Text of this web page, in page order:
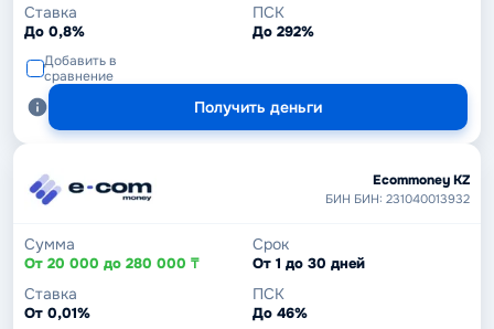
Ставка
До 0,8%
ПСК
До 292%
Добавить в
сравнение
Получить деньги
Ecommoney KZ
БИН БИН: 231040013932
Сумма
От 20 000 до 280 000 ₸
Срок
От 1 до 30 дней
Ставка
От 0,01%
ПСК
До 46%